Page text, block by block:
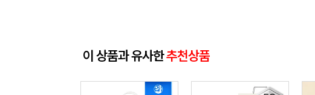
이 상품과 유사한추천상품